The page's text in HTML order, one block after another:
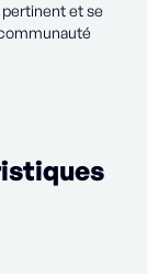
et se